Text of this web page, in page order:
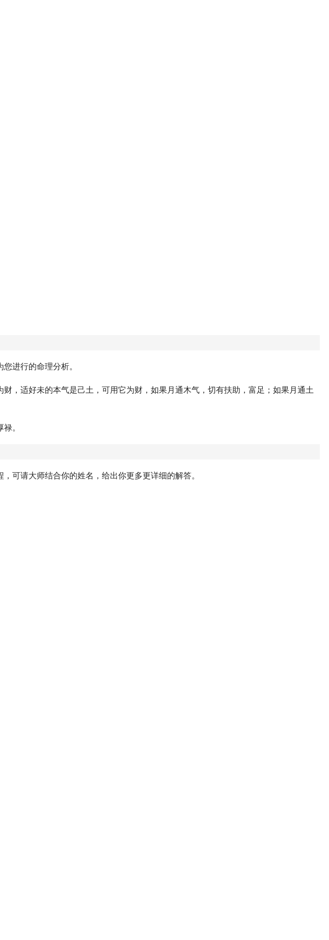
进行的命理分析。
，适好未的本气是己土，可用它为财，如果月通木气，切有扶助，富足；如果月通土
。
可请大师结合你的姓名，给出你更多更详细的解答。